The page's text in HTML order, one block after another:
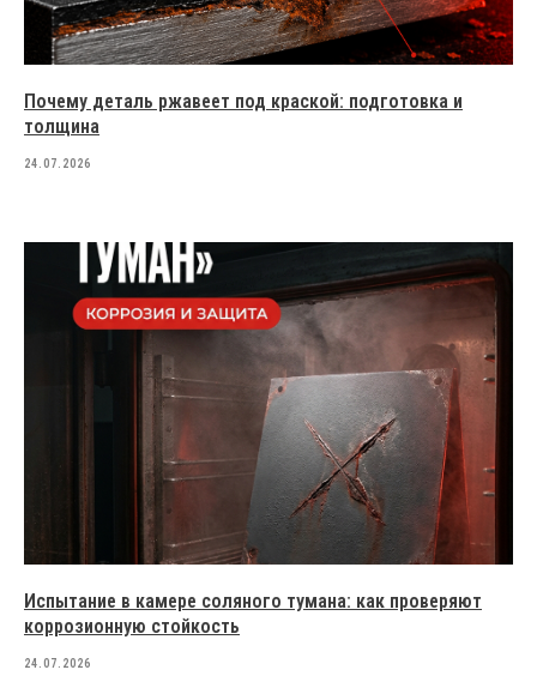
Почему деталь ржавеет под краской: подготовка и
толщина
24.07.2026
Испытание в камере соляного тумана: как проверяют
коррозионную стойкость
24.07.2026
ХИМИЯ И ОБОРУДОВАНИЕ
Зеленая Черная
Линии порошковой окраски
Участки порошковой окраски
АНТИКОРРОЗИЙНЫЕ ПОКРЫТИЯ
Политика конфиденциальности
Cогласие на обработку
персональных данных
Создание сайта — Mitts.Studio